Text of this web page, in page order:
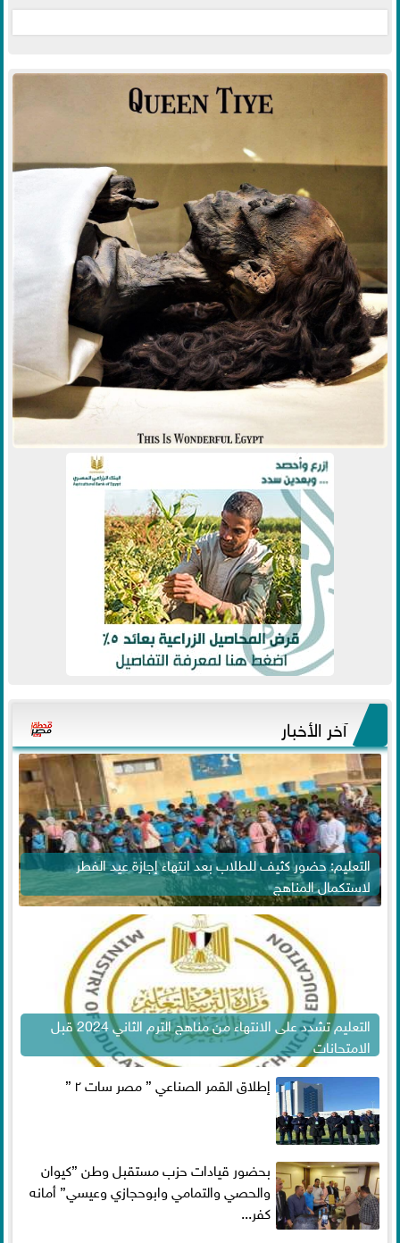
آخر الأخبار
التعليم: حضور كثيف للطلاب بعد انتهاء إجازة عيد الفطر
لاستكمال المناهج
التعليم تشدد على الانتهاء من مناهج الترم الثاني 2024 قبل
الامتحانات
إطلاق القمر الصناعي ” مصر سات ٢ ”
بحضور قيادات حزب مستقبل وطن ”كيوان
والحصي والتمامي وابوحجازي وعيسي” أمانه
كفر...